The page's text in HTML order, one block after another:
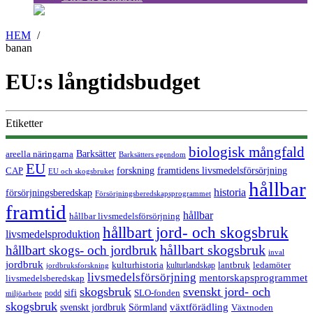
HEM /
banan
EU:s långtidsbudget
Etiketter
areella näringarna Barksätter Barksätters egendom biologisk mångfald
CAP EU EU och skogsbruket forskning framtidens livsmedelsförsörjning
försörjningsberedskap Försörjningsberedskapsprogrammet historia hållbar
framtid hållbar livsmedelsförsörjning hållbar
livsmedelsproduktion hållbart jord- och skogsbruk
hållbart skogs- och jordbruk hållbart skogsbruk inval
jordbruk jordbruksforskning kulturhistoria kulturlandskap lantbruk ledamöter
livsmedelsberedskap livsmedelsförsörjning mentorskapsprogrammet
miljöarbete podd sifi skogsbruk SLO-fonden svenskt jord- och
skogsbruk svenskt jordbruk Sörmland växtförädling Växtnoden